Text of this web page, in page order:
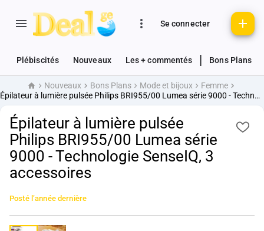
Se connecter
Plébiscités Nouveaux Les + commentés Bons Plans
AccueilNouveaux Bons Plans Mode et bijoux
Femme
Épilateur à lumière pulsée Philips BRI955/00 Lumea série 9000 - Technologie SenseIQ, 3 accessoires
Épilateur à lumière pulsée
Philips BRI955/00 Lumea série
9000 - Technologie SenseIQ, 3
accessoires
Posté l’année dernière